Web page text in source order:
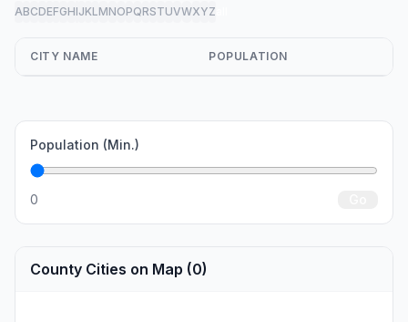
ABCDEFGHIJKLMNOPQRSTUVWXYZ
CITY NAME POPULATION
Population (Min.)
0
County Cities on Map (0)